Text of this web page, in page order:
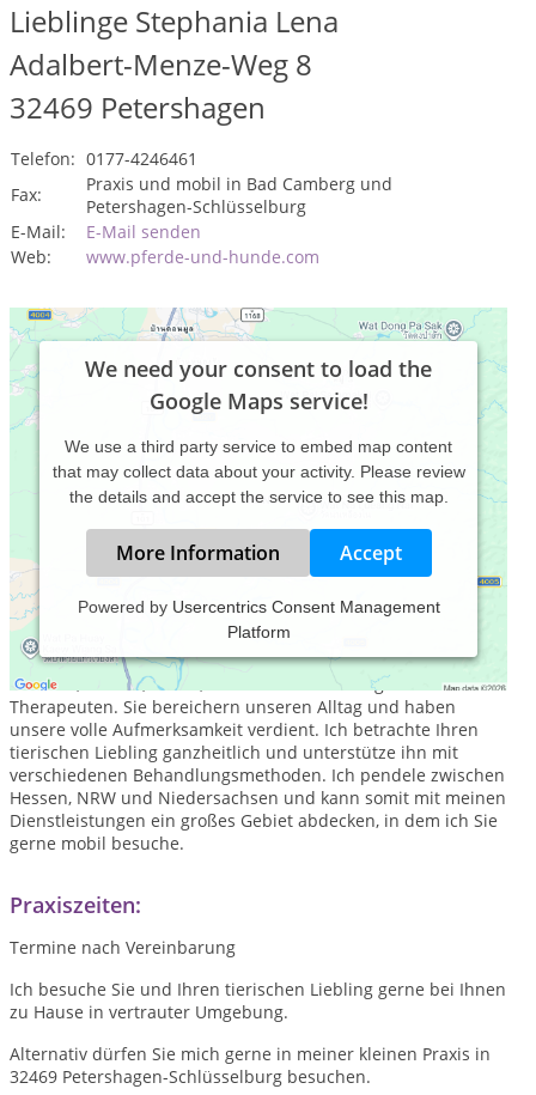
Lieblinge Stephania Lena
Adalbert-Menze-Weg 8
32469 Petershagen
Telefon: 0177-4246461
Fax:
Praxis und mobil in Bad Camberg und
Petershagen-Schlüsselburg
E-Mail:
E-Mail senden
Web:
www.pferde-und-hunde.com
We need your consent to load the
Google Maps service!
We use a third party service to embed map content
that may collect data about your activity. Please review
the details and accept the service to see this map.
More Information Accept
Powered by Usercentrics Consent Management
Platform
Haustiere sind seit vielen Jahrtausenden unsere Begleiter. Sie
haben in unserem Leben einen hohen Stellenwert und sind
Freunde, Familie, Helfer, Unterstützer oder sogar
Therapeuten. Sie bereichern unseren Alltag und haben
unsere volle Aufmerksamkeit verdient. Ich betrachte Ihren
tierischen Liebling ganzheitlich und unterstütze ihn mit
verschiedenen Behandlungsmethoden. Ich pendele zwischen
Hessen, NRW und Niedersachsen und kann somit mit meinen
Dienstleistungen ein großes Gebiet abdecken, in dem ich Sie
gerne mobil besuche.
Praxiszeiten:
Termine nach Vereinbarung
Ich besuche Sie und Ihren tierischen Liebling gerne bei Ihnen
zu Hause in vertrauter Umgebung.
Alternativ dürfen Sie mich gerne in meiner kleinen Praxis in
32469 Petershagen-Schlüsselburg besuchen.